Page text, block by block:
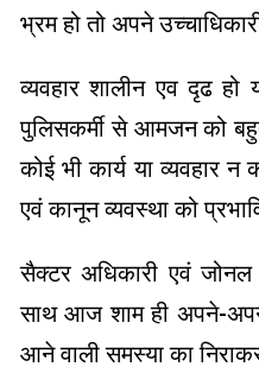
भ्रम हो तो अपने
व्यवहार शालीन एव दृढ हो
पुलिसकर्मी से आमजन को
कोई भी कार्य या व्यवहार
एवं कानून व्यवस्था को
सैक्टर अधिकारी एवं
साथ आज शाम ही अपने-
आने वाली समस्या का